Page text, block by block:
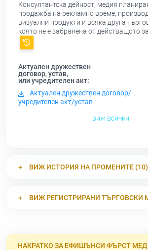
Консултантска дейност, медия
продажба на рекламно време,
визуални продукти и всяка друга
която не е забранена от действащото
Актуален дружествен
договор, устав,
или учредителен акт:
Актуален дружествен договор/
учредителен акт/устав
виж всички
ВИЖ ИСТОРИЯ НА ПРОМЕНИТЕ (10)
ВИЖ РЕГИСТРИРАНИ ТЪРГОВСКИ
НАКРАТКО ЗА ЕФИШЪНСИ ФЪРСТ